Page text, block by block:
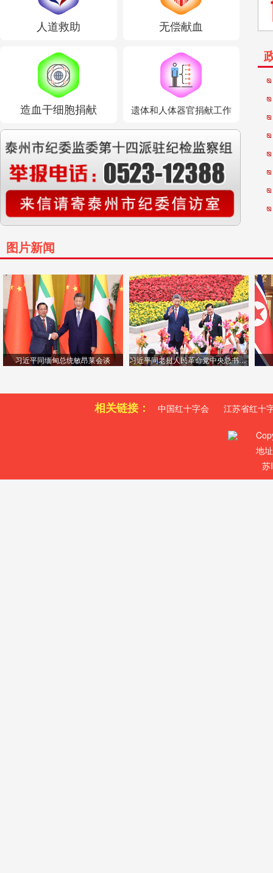
人道救助 无偿献血
造血干细胞捐献 遗体和人体器官捐献工作
图片新闻
习近平同缅甸总统敏昂莱会谈 习近平同老挝人民革命党中央总书记、国家主...
相关链接： 中国红十字会 江苏省红十
地
苏